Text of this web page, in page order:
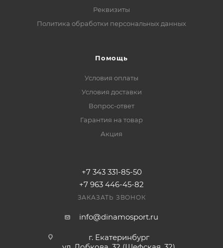
Реквизиты
Политика обработки персональных данных
Помощь
Условия оплаты
Условия доставки
Вопрос-ответ
Гарантия на товар
Акция
+7 343 331-85-50
+7 963 446-45-82
ЗАКАЗАТЬ ЗВОНОК
info@dinamosport.ru
г. Екатеринбург